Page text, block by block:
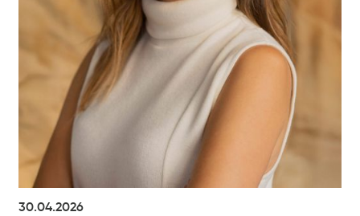
30.04.2026